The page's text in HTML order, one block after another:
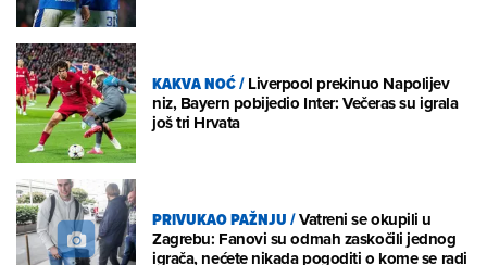
KAKVA NOĆ/Liverpool prekinuo Napolijev
niz, Bayern pobijedio Inter: Večeras su igrala
još tri Hrvata
PRIVUKAO PAŽNJU/Vatreni se okupili u
Zagrebu: Fanovi su odmah zaskočili jednog
igrača, nećete nikada pogoditi o kome se radi